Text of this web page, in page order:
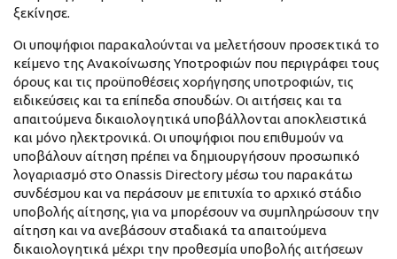
ξεκίνησε.
Οι υποψήφιοι παρακαλούνται να μελετήσουν προσεκτικά το
κείμενο της Ανακοίνωσης Υποτροφιών που περιγράφει τους
όρους και τις προϋποθέσεις χορήγησης υποτροφιών, τις
ειδικεύσεις και τα επίπεδα σπουδών. Οι αιτήσεις και τα
απαιτούμενα δικαιολογητικά υποβάλλονται αποκλειστικά
και μόνο ηλεκτρονικά. Οι υποψήφιοι που επιθυμούν να
υποβάλουν αίτηση πρέπει να δημιουργήσουν προσωπικό
λογαριασμό στο Onassis Directory μέσω του παρακάτω
συνδέσμου και να περάσουν με επιτυχία το αρχικό στάδιο
υποβολής αίτησης, για να μπορέσουν να συμπληρώσουν την
αίτηση και να ανεβάσουν σταδιακά τα απαιτούμενα
δικαιολογητικά μέχρι την προθεσμία υποβολής αιτήσεων